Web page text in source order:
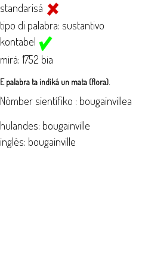
standarisá
tipo di palabra: sustantivo
kontabel
mirá: 1752 bia
E palabra ta indiká un mata (flora).
Nòmber sientífiko : bougainvillea
hulandes: bougainville
inglès: bougainville